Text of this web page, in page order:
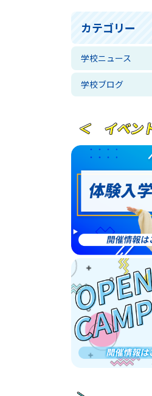
カテゴリー
学校ニュース
学校ブログ